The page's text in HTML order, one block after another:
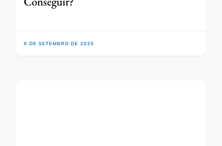
9 DE SETEMBRO DE 2025